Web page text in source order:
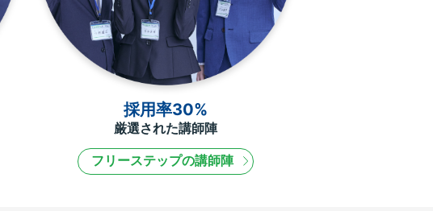
採用率30%
厳選された講師陣
フリーステップの講師陣